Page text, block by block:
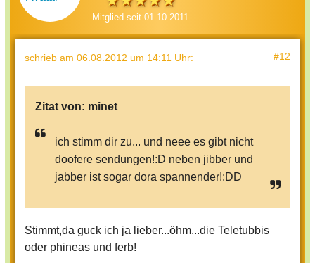
Mitglied seit 01.10.2011
schrieb am 06.08.2012 um 14:11 Uhr: #12
Zitat von: minet
ich stimm dir zu... und neee es gibt nicht
doofere sendungen!:D neben jibber und
jabber ist sogar dora spannender!:DD
Stimmt,da guck ich ja lieber...öhm...die Teletubbis
oder phineas und ferb!